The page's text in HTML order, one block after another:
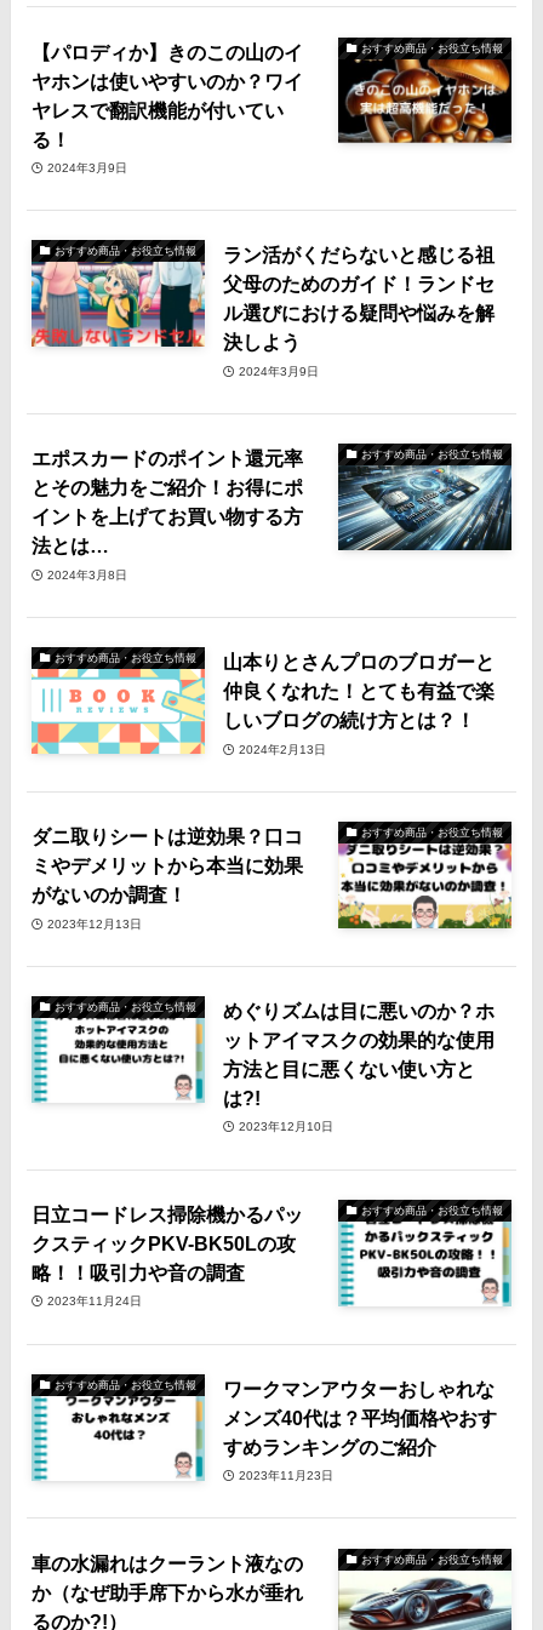
おすすめ商品・お役立ち情報
【パロディか】きのこの山のイ
ヤホンは使いやすいのか？ワイ
ヤレスで翻訳機能が付いてい
る！
2024年3月9日
おすすめ商品・お役立ち情報
ラン活がくだらないと感じる祖
父母のためのガイド！ランドセ
ル選びにおける疑問や悩みを解
決しよう
2024年3月9日
おすすめ商品・お役立ち情報
エポスカードのポイント還元率
とその魅力をご紹介！お得にポ
イントを上げてお買い物する方
法とは…
2024年3月8日
おすすめ商品・お役立ち情報
山本りとさんプロのブロガーと
仲良くなれた！とても有益で楽
しいブログの続け方とは？！
2024年2月13日
おすすめ商品・お役立ち情報
ダニ取りシートは逆効果？口コ
ミやデメリットから本当に効果
がないのか調査！
2023年12月13日
おすすめ商品・お役立ち情報
めぐりズムは目に悪いのか？ホ
ットアイマスクの効果的な使用
方法と目に悪くない使い方と
は?!
2023年12月10日
おすすめ商品・お役立ち情報
日立コードレス掃除機かるパッ
クスティックPKV-BK50Lの攻
略！！吸引力や音の調査
2023年11月24日
おすすめ商品・お役立ち情報
ワークマンアウターおしゃれな
メンズ40代は？平均価格やおす
すめランキングのご紹介
2023年11月23日
おすすめ商品・お役立ち情報
車の水漏れはクーラント液なの
か（なぜ助手席下から水が垂れ
るのか?!）